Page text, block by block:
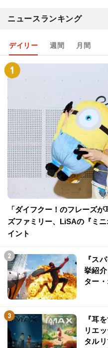
ニュースランキング
デイリー 週間 月間
「ダイフクー！のフレーズ
ズファミリー、LiSAの『ミ
イント
『ス
挙紹
ター
『耳
リエ
タル